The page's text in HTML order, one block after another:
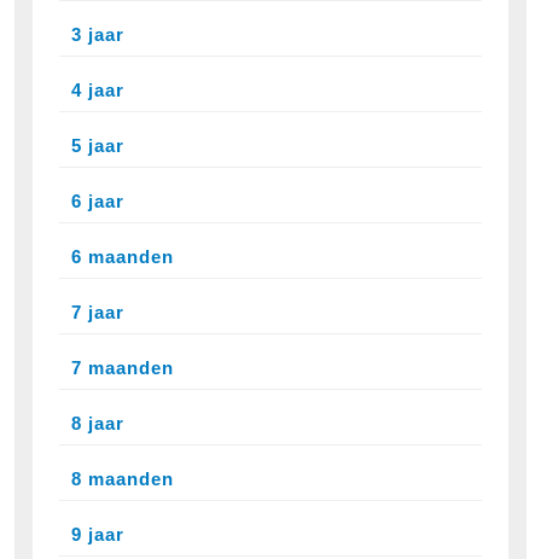
3 jaar
4 jaar
5 jaar
6 jaar
6 maanden
7 jaar
7 maanden
8 jaar
8 maanden
9 jaar